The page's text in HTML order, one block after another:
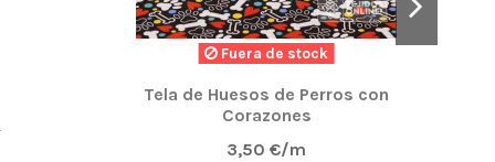
Fuera de stock
Tela de Huesos de Perros con
Corazones
3,50 €/m